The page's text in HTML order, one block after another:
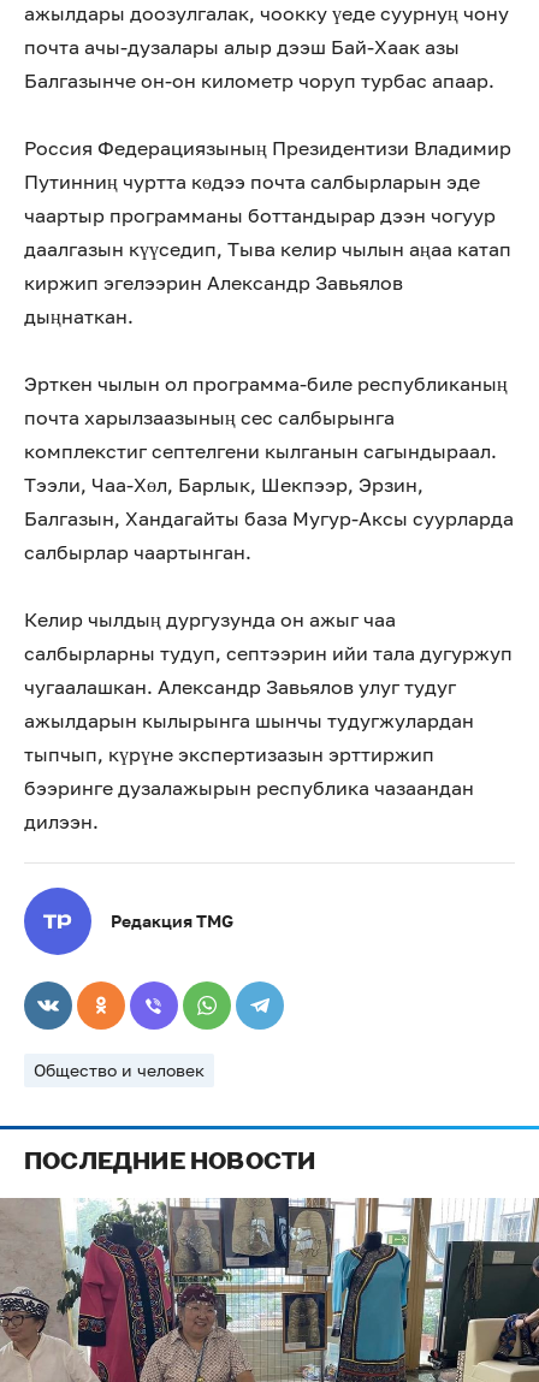
ажылдары доозулгалак, чоокку үеде суурнуң чону
почта ачы-дузалары алыр дээш Бай-Хаак азы
Балгазынче он-он километр чоруп турбас апаар.
Россия Федерациязының Президентизи Владимир
Путинниң чуртта көдээ почта салбырларын эде
чаартыр программаны боттандырар дээн чогуур
даалгазын күүседип, Тыва келир чылын аңаа катап
киржип эгелээрин Александр Завьялов
дыңнаткан.
Эрткен чылын ол программа-биле республиканың
почта харылзаазының сес салбырынга
комплекстиг септелгени кылганын сагындыраал.
Тээли, Чаа-Хөл, Барлык, Шекпээр, Эрзин,
Балгазын, Хандагайты база Мугур-Аксы суурларда
салбырлар чаартынган.
Келир чылдың дургузунда он ажыг чаа
салбырларны тудуп, септээрин ийи тала дугуржуп
чугаалашкан. Александр Завьялов улуг тудуг
ажылдарын кылырынга шынчы тудугжулардан
тыпчып, күрүне экспертизазын эрттиржип
бээринге дузалажырын республика чазаандан
дилээн.
Редакция TMG
Общество и человек
ПОСЛЕДНИЕ НОВОСТИ